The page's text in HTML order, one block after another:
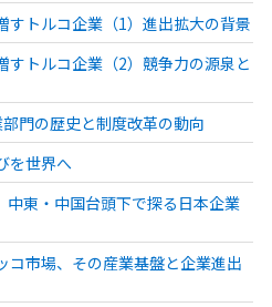
すトルコ企業（1）進出拡大の背景
すトルコ企業（2）競争力の源泉と
門の歴史と制度改革の動向
を世界へ
中東・中国台頭下で探る日本企業
コ市場、その産業基盤と企業進出